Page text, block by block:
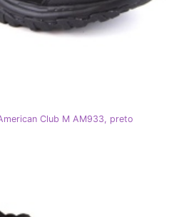
Club M AM933, preto